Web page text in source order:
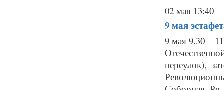
02 мая 13:40
9 мая
9 мая 9.30 –
переулок),